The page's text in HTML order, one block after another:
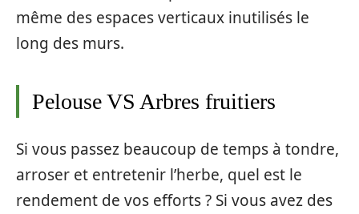
même des espaces verticaux inutilisés le
long des murs.
Pelouse VS Arbres fruitiers
Si vous passez beaucoup de temps à tondre,
arroser et entretenir l’herbe, quel est le
rendement de vos efforts ? Si vous avez des